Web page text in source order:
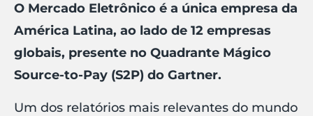
O Mercado Eletrônico é a única empresa da
América Latina, ao lado de 12 empresas
globais, presente no Quadrante Mágico
Source-to-Pay (S2P) do Gartner.
Um dos relatórios mais relevantes do mundo